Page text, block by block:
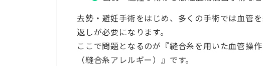
去勢・避妊手術をはじめ、多くの手術では血管
返しが必要になります。
ここで問題となるのが『縫合糸を用いた血管操
（縫合糸アレルギー）』です。